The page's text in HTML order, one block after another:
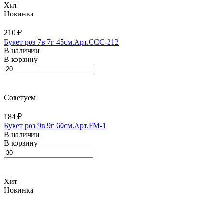
Хит
Новинка
210 ₽
Букет роз 7в 7г 45см.Арт.CCC-212
В наличии
В корзину
Советуем
184 ₽
Букет роз 9в 9г 60см.Арт.FM-1
В наличии
В корзину
Хит
Новинка